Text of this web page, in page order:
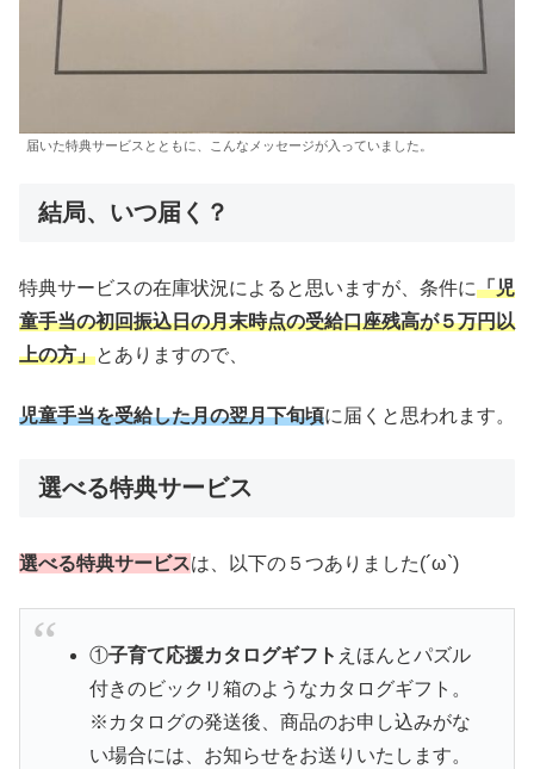
届いた特典サービスとともに、こんなメッセージが入っていました。
結局、いつ届く？
特典サービスの在庫状況によると思いますが、条件に「児
童手当の初回振込日の月末時点の受給口座残高が５万円以
上の方」とありますので、
児童手当を受給した月の翌月下旬頃に届くと思われます。
選べる特典サービス
選べる特典サービスは、以下の５つありました(´ω`)
①子育て応援カタログギフト えほんとパズル
付きのビックリ箱のようなカタログギフト。
※カタログの発送後、商品のお申し込みがな
い場合には、お知らせをお送りいたします。